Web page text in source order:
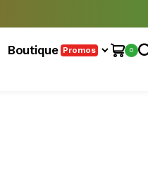
Boutique Promos 0